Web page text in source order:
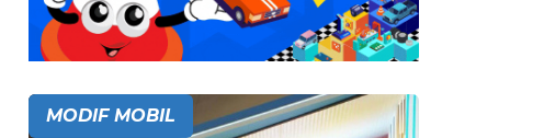
MODIF MOBIL